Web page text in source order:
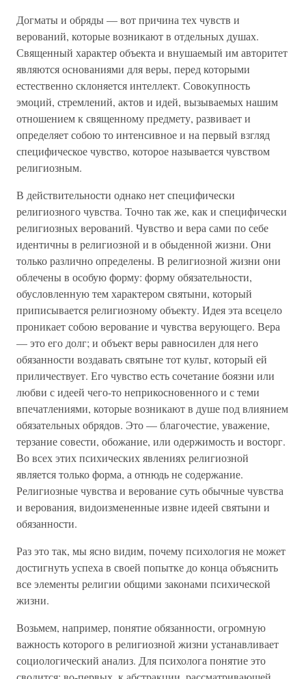
Догматы и обряды — вот причина тех чувств и
верований, которые возникают в отдельных душах.
Священный характер объекта и внушаемый им авторитет
являются основаниями для веры, перед которыми
естественно склоняется интеллект. Совокупность
эмоций, стремлений, актов и идей, вызываемых нашим
отношением к священному предмету, развивает и
определяет собою то интенсивное и на первый взгляд
специфическое чувство, которое называется чувством
религиозным.
В действительности однако нет специфически
религиозного чувства. Точно так же, как и специфически
религиозных верований. Чувство и вера сами по себе
идентичны в религиозной и в обыденной жизни. Они
только различно определены. В религиозной жизни они
облечены в особую форму: форму обязательности,
обусловленную тем характером святыни, который
приписывается религиозному объекту. Идея эта всецело
проникает собою верование и чувства верующего. Вера
— это его долг; и объект веры равносилен для него
обязанности воздавать святыне тот культ, который ей
приличествует. Его чувство есть сочетание боязни или
любви с идеей чего-то неприкосновенного и с теми
впечатлениями, которые возникают в душе под влиянием
обязательных обрядов. Это — благочестие, уважение,
терзание совести, обожание, или одержимость и восторг.
Во всех этих психических явлениях религиозной
является только форма, а отнюдь не содержание.
Религиозные чувства и верование суть обычные чувства
и верования, видоизмененные извне идеей святыни и
обязанности.
Раз это так, мы ясно видим, почему психология не может
достигнуть успеха в своей попытке до конца объяснить
все элементы религии общими законами психической
жизни.
Возьмем, например, понятие обязанности, огромную
важность которого в религиозной жизни устанавливает
социологический анализ. Для психолога понятие это